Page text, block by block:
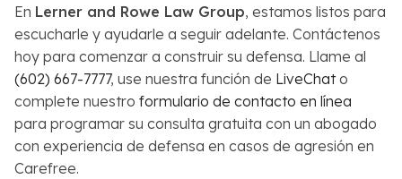
En Lerner and Rowe Law Group, estamos listos para
escucharle y ayudarle a seguir adelante. Contáctenos
hoy para comenzar a construir su defensa. Llame al
(602) 667-7777, use nuestra función de LiveChato
complete nuestro formulario de contacto en línea
para programar su consulta gratuita con un abogado
con experiencia de defensa en casos de agresión en
Carefree.